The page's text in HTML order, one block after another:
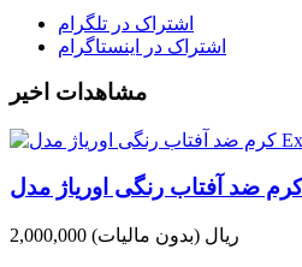
اشتراک در تلگرام
اشتراک در اینستاگرام
مشاهدات اخیر
2,000,000 ریال (بدون مالیات)